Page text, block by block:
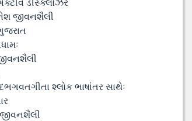
ડીસ્‍ક્લોઝર
જીવનશૈલી
શ્લોક ભાષાંતર સાથેઃ